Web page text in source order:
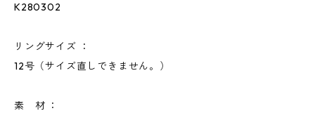
K280302
リングサイズ ：
12号（サイズ直しできません。）
素 材 ：